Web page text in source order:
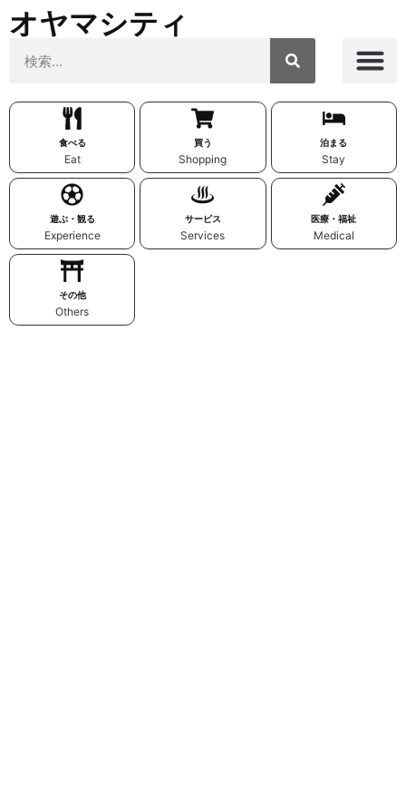
オヤマシティ
食べる
Eat
買う
Shopping
泊まる
Stay
遊ぶ・観る
Experience
サービス
Services
医療・福祉
Medical
その他
Others